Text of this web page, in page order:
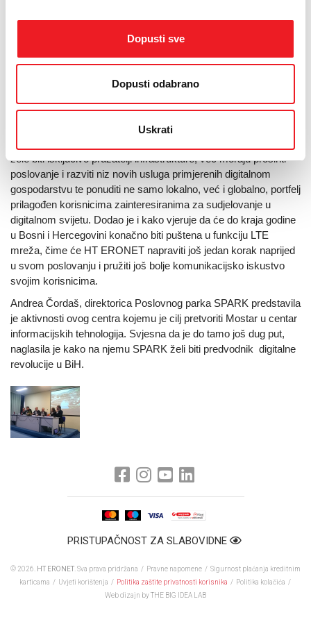
Dopusti sve
Dopusti odabrano
Uskrati
najutjecajniji medij od planiranja putovanja do prenošenja
vlastitih iskustava s putovanja. Ne treba, međutim zaboraviti ni
zanimljive turistima razvila i sustav eVisitor koji funkcionalno
povezuje sve turističke zajednice u RH
Član Uprave i izvršni direktor za pokretnu mrežu
žele biti isključivo pružatelji infrastrukture, već moraju proširiti
poslovanje i razviti niz novih usluga primjerenih digitalnom
gospodarstvu te ponuditi ne samo lokalno, već i globalno, portfelj
prilagođen korisnicima zainteresiranima za sudjelovanje u
digitalnom svijetu. Dodao je i kako vjeruje da će do kraja godine
u Bosni i Hercegovini konačno biti puštena u funkciju LTE
mreža, čime će HT ERONET napraviti još jedan korak naprijed
u svom poslovanju i pružiti još bolje komunikacijsko iskustvo
svojim korisnicima.
Andrea Čordaš, direktorica Poslovnog parka SPARK predstavila
je aktivnosti ovog centra kojemu je cilj pretvoriti Mostar u centar
informacijskih tehnologija. Svjesna da je do tamo još dug put,
naglasila je kako na njemu SPARK želi biti predvodnik digitalne
revolucije u BiH.
PRISTUPAČNOST ZA SLABOVIDNE
© 2026. HT ERONET . Sva prava pridržana / Pravne napomene / Sigurnost plaćanja kreditnim
karticama / Uvjeti korištenja / Politika zaštite privatnosti korisnika / Politika kolačića /
Web dizajn by THE BIG IDEA LAB